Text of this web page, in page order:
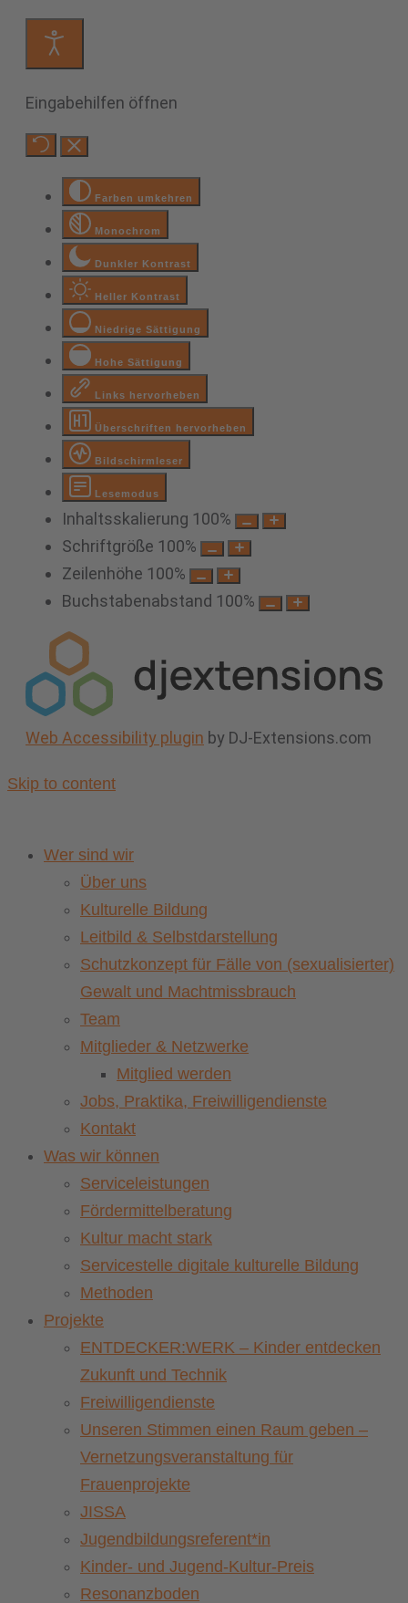
Eingabehilfen öffnen
Farben umkehren
Monochrom
Dunkler Kontrast
Heller Kontrast
Niedrige Sättigung
Hohe Sättigung
Links hervorheben
Überschriften hervorheben
Bildschirmleser
Lesemodus
Inhaltsskalierung 100%
Schriftgröße 100%
Zeilenhöhe 100%
Buchstabenabstand 100%
Web Accessibility plugin by DJ-Extensions.com
Skip to content
Wer sind wir
Über uns
Kulturelle Bildung
Leitbild & Selbstdarstellung
Schutzkonzept für Fälle von (sexualisierter)
Gewalt und Machtmissbrauch
Team
Mitglieder & Netzwerke
Mitglied werden
Jobs, Praktika, Freiwilligendienste
Kontakt
Was wir können
Serviceleistungen
Fördermittelberatung
Kultur macht stark
Servicestelle digitale kulturelle Bildung
Methoden
Projekte
ENTDECKER:WERK – Kinder entdecken
Zukunft und Technik
Freiwilligendienste
Unseren Stimmen einen Raum geben –
Vernetzungsveranstaltung für
Frauenprojekte
JISSA
Jugendbildungsreferent*in
Kinder- und Jugend-Kultur-Preis
Resonanzboden